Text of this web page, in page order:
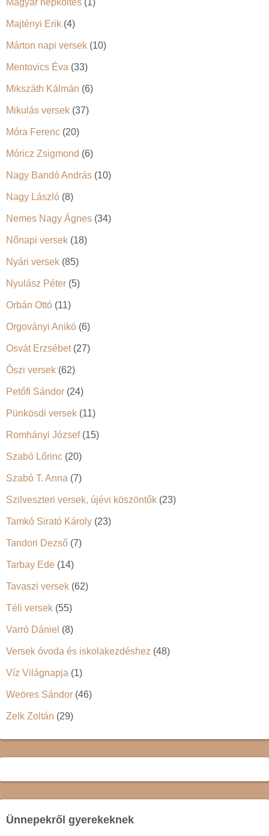
Majtényi Erik (4)
Márton napi versek (10)
Mentovics Éva (33)
Mikszáth Kálmán (6)
Mikulás versek (37)
Móra Ferenc (20)
Móricz Zsigmond (6)
Nagy Bandó András (10)
Nagy László (8)
Nemes Nagy Ágnes (34)
Nőnapi versek (18)
Nyári versek (85)
Nyulász Péter (5)
Orbán Ottó (11)
Orgoványi Anikó (6)
Osvát Erzsébet(27)
Őszi versek (62)
Petőfi Sándor (24)
Pünkösdi versek (11)
Romhányi József(15)
Szabó Lőrinc (20)
Szabó T. Anna (7)
Szilveszteri versek, újévi köszöntők (23)
Tamkó Sirató Károly (23)
Tandori Dezső (7)
Tarbay Ede (14)
Tavaszi versek (62)
Téli versek (55)
Varró Dániel (8)
Versek óvoda és iskolakezdéshez (48)
Víz Világnapja (1)
Weöres Sándor (46)
Zelk Zoltán (29)
Ünnepekről gyerekeknek